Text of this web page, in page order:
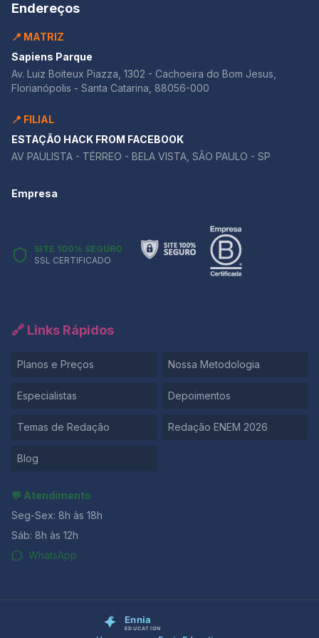
Endereços
📍 MATRIZ
Sapiens Parque
Av. Luiz Boiteux Piazza, 1302 - Cachoeira do Bom Jesus,
Florianópolis - Santa Catarina, 88056-000
📍 FILIAL
ESTAÇÃO HACK FROM FACEBOOK
AV PAULISTA - TÉRREO - BELA VISTA, SÃO PAULO - SP
Empresa
SITE 100% SEGURO
SSL CERTIFICADO
🔗 Links Rápidos
Planos e Preços Nossa Metodologia
Especialistas Depoimentos
Temas de Redação Redação ENEM 2026
Blog
💬 Atendimento
Seg-Sex: 8h às 18h
Sáb: 8h às 12h
WhatsApp